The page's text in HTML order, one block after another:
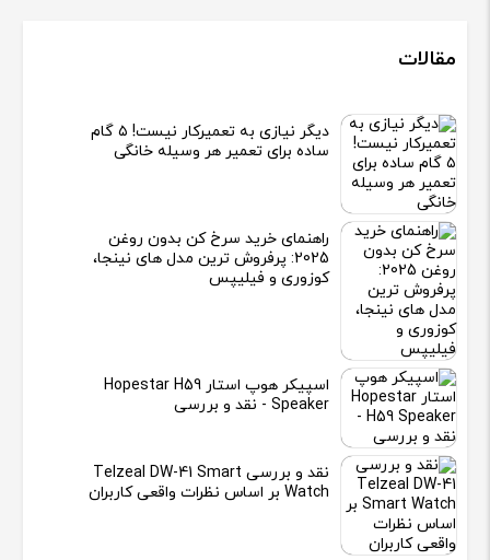
مقالات
دیگر نیازی به تعمیرکار نیست! ۵ گام
ساده برای تعمیر هر وسیله خانگی
راهنمای خرید سرخ کن بدون روغن
2025: پرفروش ترین مدل های نینجا،
کوزوری و فیلیپس
اسپیکر هوپ استار Hopestar H59
Speaker - نقد و بررسی
نقد و بررسی Telzeal DW-41 Smart
Watch بر اساس نظرات واقعی کاربران